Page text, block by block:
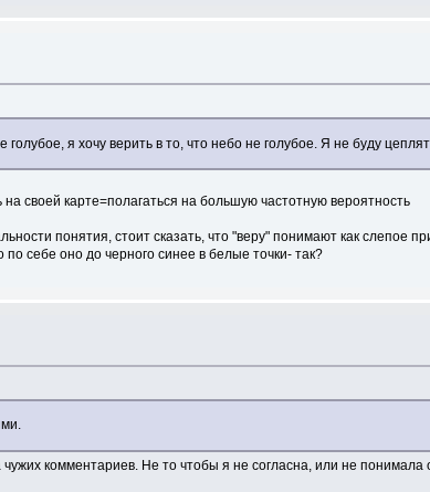
я хочу верить в то, что небо не голубое. Я не буду
своей карте=полагаться на большую частотную вероятность
понятия, стоит сказать, что "веру" понимают как слепое
себе оно до черного синее в белые точки- так?
комментариев. Не то чтобы я не согласна, или не